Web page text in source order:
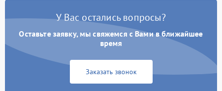
У Вас остались вопросы?
Оставьте заявку, мы свяжемся с Вами в ближайшее
время
Заказать звонок